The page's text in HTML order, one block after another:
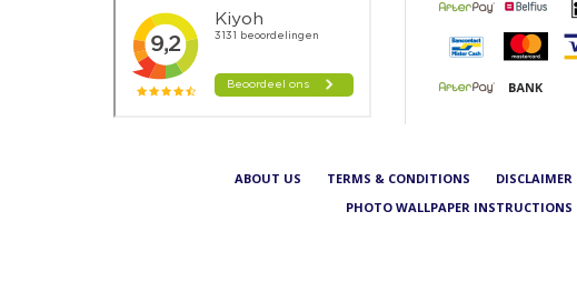
ABOUT US TERMS & CONDITIONS DISCLAIMER
PHOTO WALLPAPER INSTRUCTIONS